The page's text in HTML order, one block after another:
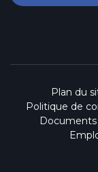
Plan du
Politique de
Documents